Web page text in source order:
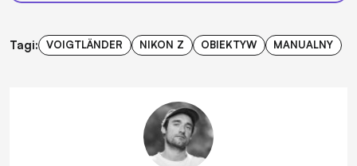
Tagi: VOIGTLÄNDER NIKON Z OBIEKTYW MANUALNY